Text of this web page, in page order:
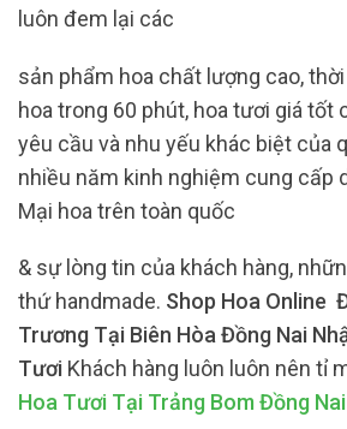
luôn đem lại các
sản phẩm hoa chất lượng cao,
hoa trong 60 phút, hoa tươi giá tốt
yêu cầu và nhu yếu khác biệt của
nhiều năm kinh nghiệm cung cấp
Mại hoa trên toàn quốc
& sự lòng tin của khách hàng,
thứ handmade. Shop Hoa Online
Trương Tại Biên Hòa Đồng Nai
Tươi Khách hàng luôn luôn nên tỉ
Hoa Tươi Tại Trảng Bom Đồng Nai